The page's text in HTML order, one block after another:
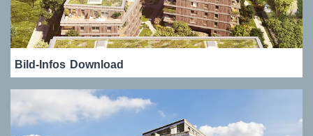
Bild-Infos Download